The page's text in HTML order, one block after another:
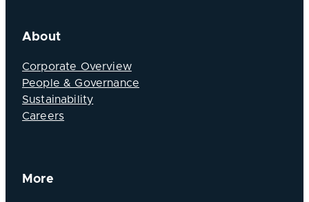
About
Corporate Overview
People & Governance
Sustainability
Careers
More